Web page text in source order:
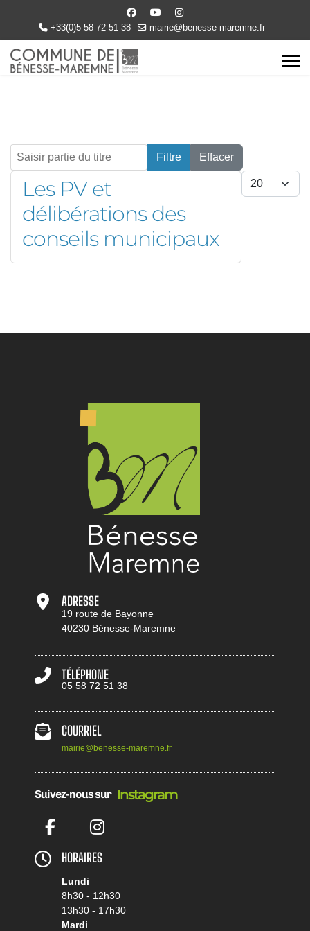
+33(0)5 58 72 51 38 mairie@benesse-maremne.fr
Saisir partie du titre Filtre
Effacer
Afficher #
Les PV et
délibérations des
conseils municipaux
ADRESSE
19 route de Bayonne
40230 Bénesse-Maremne
TÉLÉPHONE
05 58 72 51 38
COURRIEL
mairie@benesse-maremne.fr
Suivez-nous sur Instagram
FacebookInstagram
HORAIRES
Lundi
8h30 - 12h30
13h30 - 17h30
Mardi